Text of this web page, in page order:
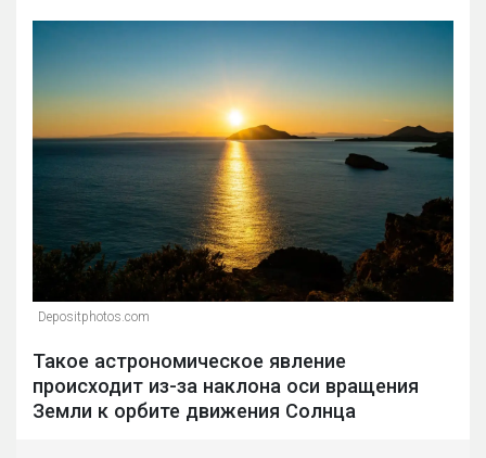
Depositphotos.com
Такое астрономическое явление
происходит из-за наклона оси вращения
Земли к орбите движения Солнца